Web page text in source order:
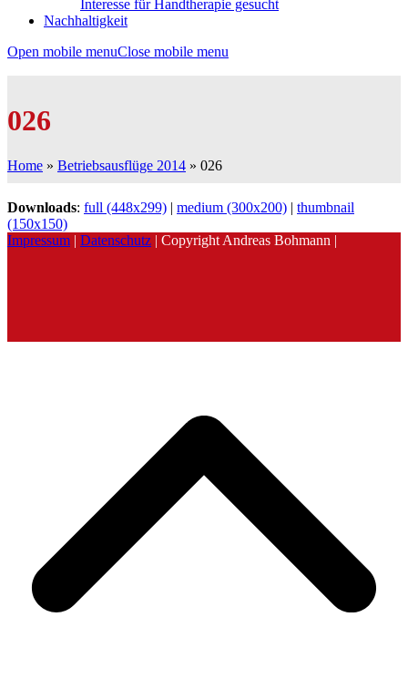
Interesse für Handtherapie gesucht
Nachhaltigkeit
Open mobile menuClose mobile menu
026
Home » Betriebsausflüge 2014 » 026
Downloads: full (448x299) | medium (300x200) | thumbnail
(150x150)
Impressum | Datenschutz | Copyright Andreas Bohmann |